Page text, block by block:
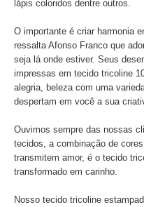
lápis coloridos dentre outros.
O importante é criar harmonia
ressalta Afonso Franco que
seja lá onde estiver. Seus
impressas em tecido tricoline
alegria, beleza com uma
despertam em você a sua
Ouvimos sempre das nossas
tecidos, a combinação de
transmitem amor, é o tecido
transformado em carinho.
Nosso tecido tricoline